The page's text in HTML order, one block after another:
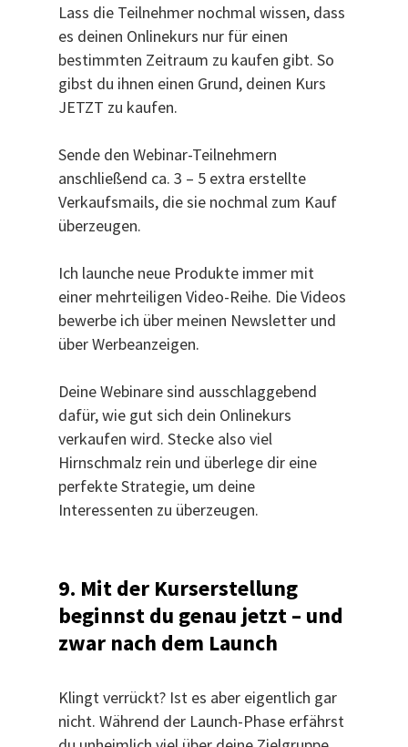
Lass die Teilnehmer nochmal wissen, dass
es deinen Onlinekurs nur für einen
bestimmten Zeitraum zu kaufen gibt. So
gibst du ihnen einen Grund, deinen Kurs
JETZT zu kaufen.
Sende den Webinar-Teilnehmern
anschließend ca. 3 – 5 extra erstellte
Verkaufsmails, die sie nochmal zum Kauf
überzeugen.
Ich launche neue Produkte immer mit
einer mehrteiligen Video-Reihe. Die Videos
bewerbe ich über meinen Newsletter und
über Werbeanzeigen.
Deine Webinare sind ausschlaggebend
dafür, wie gut sich dein Onlinekurs
verkaufen wird. Stecke also viel
Hirnschmalz rein und überlege dir eine
perfekte Strategie, um deine
Interessenten zu überzeugen.
9. Mit der Kurserstellung
beginnst du genau jetzt – und
zwar nach dem Launch
Klingt verrückt? Ist es aber eigentlich gar
nicht. Während der Launch-Phase erfährst